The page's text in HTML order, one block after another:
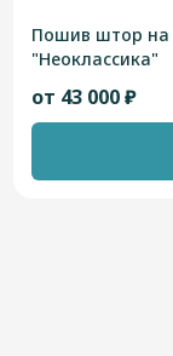
Пошив штор на
"Неоклассика"
от 43 000 ₽